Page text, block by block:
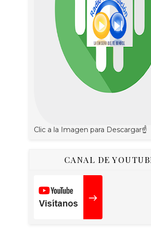
Clic a la Imagen para Descargar☝
CANAL DE